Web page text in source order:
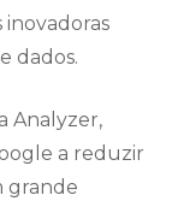
dados.
Analyzer,
a reduzir
grande